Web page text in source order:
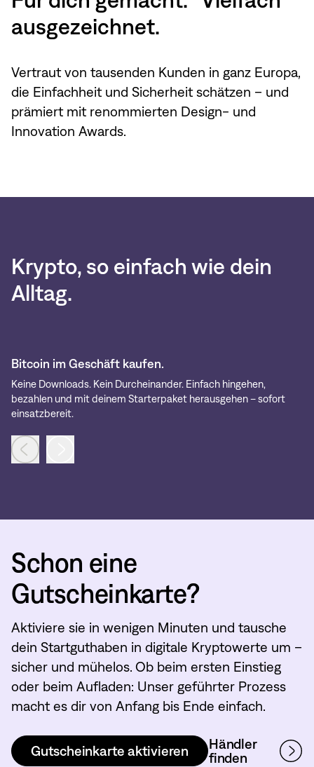
ausgezeichnet.
Vertraut von tausenden Kunden in ganz Europa,
die Einfachheit und Sicherheit schätzen – und
prämiert mit renommierten Design- und
Innovation Awards.
Krypto, so einfach wie dein
Alltag.
Bitcoin im Geschäft kaufen.
Keine Downloads. Kein Durcheinander. Einfach hingehen,
bezahlen und mit deinem Starterpaket herausgehen – sofort
einsatzbereit.
Schon eine
Gutscheinkarte?
Aktiviere sie in wenigen Minuten und tausche
dein Startguthaben in digitale Kryptowerte um –
sicher und mühelos. Ob beim ersten Einstieg
oder beim Aufladen: Unser geführter Prozess
macht es dir von Anfang bis Ende einfach.
Gutscheinkarte aktivieren
Händler
finden